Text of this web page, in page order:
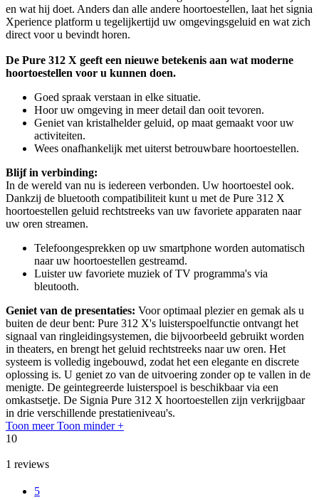
en wat hij doet. Anders dan alle andere hoortoestellen, laat het signia
Xperience platform u tegelijkertijd uw omgevingsgeluid en wat zich
direct voor u bevindt horen.
De Pure 312 X geeft een nieuwe betekenis aan wat moderne
hoortoestellen voor u kunnen doen.
Goed spraak verstaan in elke situatie.
Hoor uw omgeving in meer detail dan ooit tevoren.
Geniet van kristalhelder geluid, op maat gemaakt voor uw
activiteiten.
Wees onafhankelijk met uiterst betrouwbare hoortoestellen.
Blijf in verbinding:
In de wereld van nu is iedereen verbonden. Uw hoortoestel ook.
Dankzij de bluetooth compatibiliteit kunt u met de Pure 312 X
hoortoestellen geluid rechtstreeks van uw favoriete apparaten naar
uw oren streamen.
Telefoongesprekken op uw smartphone worden automatisch
naar uw hoortoestellen gestreamd.
Luister uw favoriete muziek of TV programma's via
bleutooth.
Geniet van de presentaties: Voor optimaal plezier en gemak als u
buiten de deur bent: Pure 312 X's luisterspoelfunctie ontvangt het
signaal van ringleidingsystemen, die bijvoorbeeld gebruikt worden
in theaters, en brengt het geluid rechtstreeks naar uw oren. Het
systeem is volledig ingebouwd, zodat het een elegante en discrete
oplossing is. U geniet zo van de uitvoering zonder op te vallen in de
menigte. De geintegreerde luisterspoel is beschikbaar via een
omkastsetje. De Signia Pure 312 X hoortoestellen zijn verkrijgbaar
in drie verschillende prestatieniveau's.
Toon meer Toon minder +
10
1 reviews
5